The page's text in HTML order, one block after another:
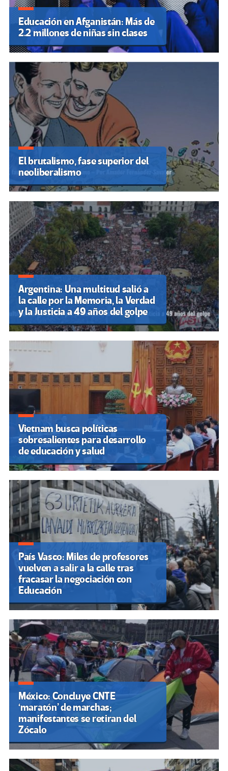
Educación en Afganistán: Más de
2.2 millones de niñas sin clases
El brutalismo, fase superior del
neoliberalismo
Argentina: Una multitud salió a
la calle por la Memoria, la Verdad
y la Justicia a 49 años del golpe
Vietnam busca políticas
sobresalientes para desarrollo
de educación y salud
País Vasco: Miles de profesores
vuelven a salir a la calle tras
fracasar la negociación con
Educación
México: Concluye CNTE
‘maratón’ de marchas;
manifestantes se retiran del
Zócalo